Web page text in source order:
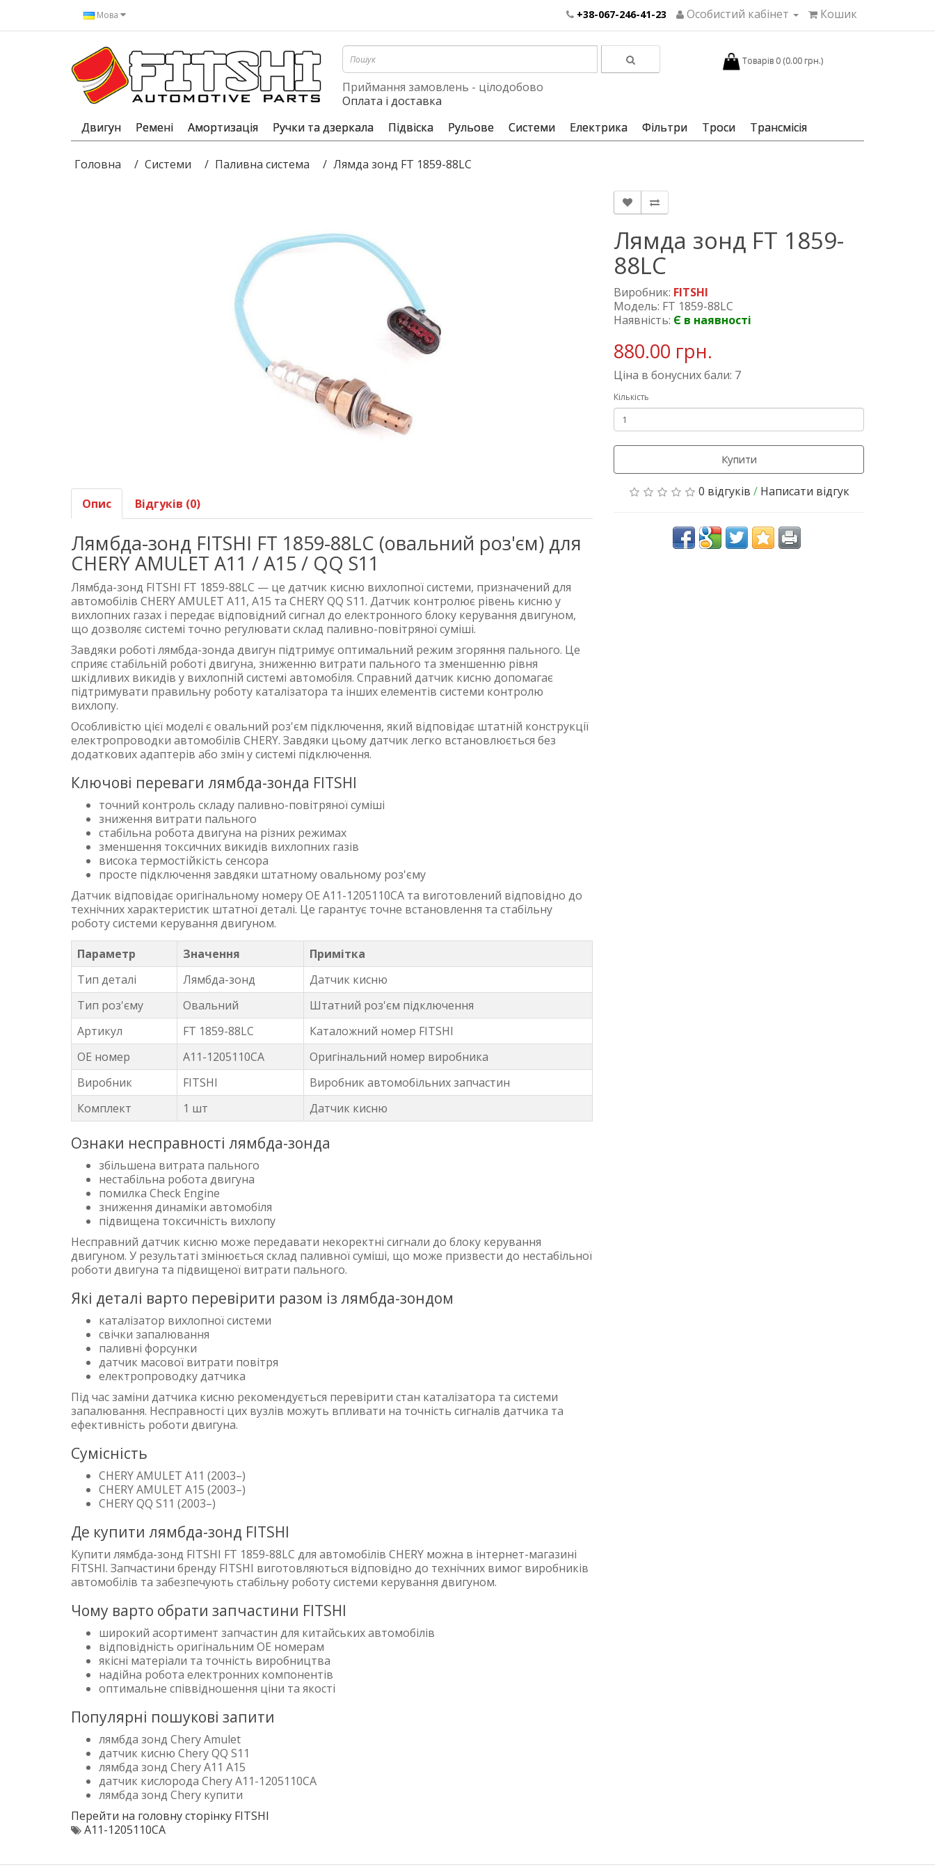
Мова +38-067-246-41-23 Особистий кабінет Кошик
Приймання замовлень - цілодобово
Оплата і доставка
Товарів 0 (0.00 грн.)
Двигун Ремені Амортизація Ручки та дзеркала Підвіска Рульове Системи Електрика Фільтри Троси Трансмісія
Головна Системи Паливна система Лямда зонд FT 1859-88LC
Опис Відгуків (0)
Лямбда-зонд FITSHI FT 1859-88LC (овальний роз'єм) для
CHERY AMULET A11 / A15 / QQ S11
Лямбда-зонд FITSHI FT 1859-88LC — це датчик кисню вихлопної системи, призначений для
автомобілів CHERY AMULET A11, A15 та CHERY QQ S11. Датчик контролює рівень кисню у
вихлопних газах і передає відповідний сигнал до електронного блоку керування двигуном,
що дозволяє системі точно регулювати склад паливно-повітряної суміші.
Завдяки роботі лямбда-зонда двигун підтримує оптимальний режим згоряння пального. Це
сприяє стабільній роботі двигуна, зниженню витрати пального та зменшенню рівня
шкідливих викидів у вихлопній системі автомобіля. Справний датчик кисню допомагає
підтримувати правильну роботу каталізатора та інших елементів системи контролю
вихлопу.
Особливістю цієї моделі є овальний роз'єм підключення, який відповідає штатній конструкції
електропроводки автомобілів CHERY. Завдяки цьому датчик легко встановлюється без
додаткових адаптерів або змін у системі підключення.
Ключові переваги лямбда-зонда FITSHI
точний контроль складу паливно-повітряної суміші
зниження витрати пального
стабільна робота двигуна на різних режимах
зменшення токсичних викидів вихлопних газів
висока термостійкість сенсора
просте підключення завдяки штатному овальному роз'єму
Датчик відповідає оригінальному номеру OE A11-1205110CA та виготовлений відповідно до
технічних характеристик штатної деталі. Це гарантує точне встановлення та стабільну
роботу системи керування двигуном.
Параметр
Значення
Примітка
Тип деталі
Лямбда-зонд
Датчик кисню
Тип роз'єму
Овальний
Штатний роз'єм підключення
Артикул
FT 1859-88LC
Каталожний номер FITSHI
OE номер
A11-1205110CA
Оригінальний номер виробника
Виробник
FITSHI
Виробник автомобільних запчастин
Комплект
1 шт Датчик кисню
Ознаки несправності лямбда-зонда
збільшена витрата пального
нестабільна робота двигуна
помилка Check Engine
зниження динаміки автомобіля
підвищена токсичність вихлопу
Несправний датчик кисню може передавати некоректні сигнали до блоку керування
двигуном. У результаті змінюється склад паливної суміші, що може призвести до нестабільної
роботи двигуна та підвищеної витрати пального.
Які деталі варто перевірити разом із лямбда-зондом
каталізатор вихлопної системи
свічки запалювання
паливні форсунки
датчик масової витрати повітря
електропроводку датчика
Під час заміни датчика кисню рекомендується перевірити стан каталізатора та системи
запалювання. Несправності цих вузлів можуть впливати на точність сигналів датчика та
ефективність роботи двигуна.
Сумісність
CHERY AMULET A11 (2003–)
CHERY AMULET A15 (2003–)
CHERY QQ S11 (2003–)
Де купити лямбда-зонд FITSHI
Купити лямбда-зонд FITSHI FT 1859-88LC для автомобілів CHERY можна в інтернет-магазині
FITSHI. Запчастини бренду FITSHI виготовляються відповідно до технічних вимог виробників
автомобілів та забезпечують стабільну роботу системи керування двигуном.
Чому варто обрати запчастини FITSHI
широкий асортимент запчастин для китайських автомобілів
відповідність оригінальним OE номерам
якісні матеріали та точність виробництва
надійна робота електронних компонентів
оптимальне співвідношення ціни та якості
Популярні пошукові запити
лямбда зонд Chery Amulet
датчик кисню Chery QQ S11
лямбда зонд Chery A11 A15
датчик кислорода Chery A11-1205110CA
лямбда зонд Chery купити
Перейти на головну сторінку FITSHI
Лямда зонд FT 1859-
88LC
Виробник: FITSHI
Модель: FT 1859-88LC
Наявність: Є в наявності
880.00 грн.
Ціна в бонусних бали: 7
Кількість
Купити
0 відгуків / Написати відгук
A11-1205110CA